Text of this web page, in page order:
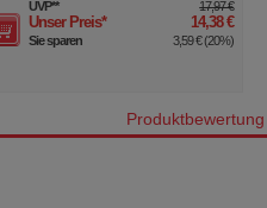
UVP** 17,97 €
Unser Preis* 14,38 €
Sie sparen 3,59 €(20%)
Produktbewertung